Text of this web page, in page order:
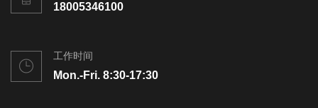
18005346100
工作时间
Mon.-Fri. 8:30-17:30